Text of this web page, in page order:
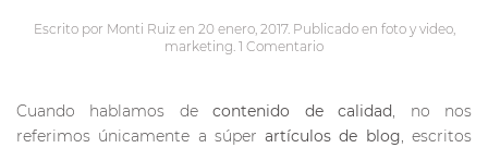
Escrito por Monti Ruizen 20 enero, 2017. Publicado en foto y video,
marketing. 1 Comentario
Cuando hablamos decontenido de calidad, no nos
referimos únicamente a súperartículos de blog, escritos